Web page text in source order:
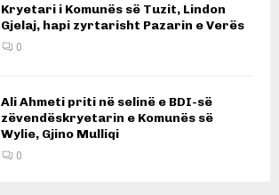
Kryetari i Komunës së Tuzit, Lindon
Gjelaj, hapi zyrtarisht Pazarin e Verës
0
Ali Ahmeti priti në selinë e BDI-së
zëvendëskryetarin e Komunës së
Wylie, Gjino Mulliqi
0